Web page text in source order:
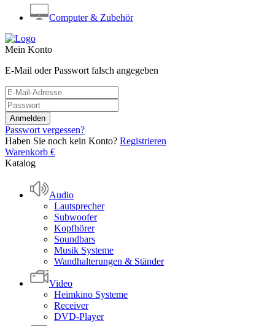
Computer & Zubehör
Mein Konto
E-Mail oder Passwort falsch angegeben
Passwort vergessen?
Haben Sie noch kein Konto? Registrieren
Warenkorb €
Katalog
Audio
Lautsprecher
Subwoofer
Kopfhörer
Soundbars
Musik Systeme
Wandhalterungen & Ständer
Video
Heimkino Systeme
Receiver
DVD-Player